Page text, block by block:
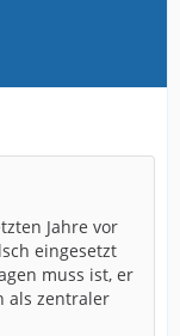
Jahre vor
eingesetzt
muss ist, er
als zentraler